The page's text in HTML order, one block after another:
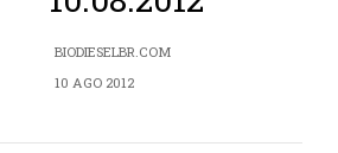
BIODIESELBR.COM
10 AGO 2012